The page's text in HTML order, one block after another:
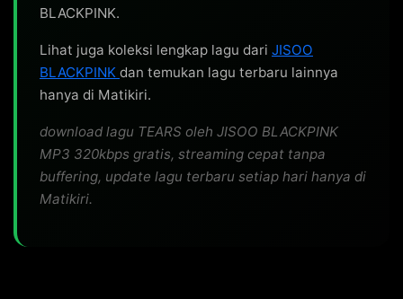
BLACKPINK.
Lihat juga koleksi lengkap lagu dari JISOO
BLACKPINK dan temukan lagu terbaru lainnya
hanya di Matikiri.
download lagu TEARS oleh JISOO BLACKPINK
MP3 320kbps gratis, streaming cepat tanpa
buffering, update lagu terbaru setiap hari hanya di
Matikiri.